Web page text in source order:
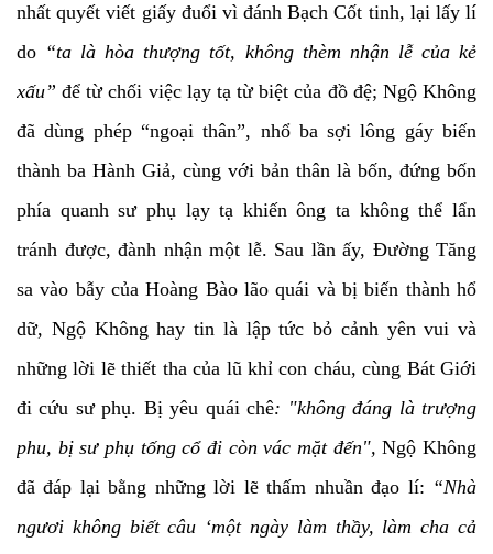
nhất quyết viết giấy đuổi vì đánh Bạch Cốt tinh, lại lấy lí
do “ta là hòa thượng tốt, không thèm nhận lễ của kẻ
xấu”để từ chối việc lạy tạ từ biệt của đồ đệ; Ngộ Không
đã dùng phép “ngoại thân”, nhổ ba sợi lông gáy biến
thành ba Hành Giả, cùng với bản thân là bốn, đứng bốn
phía quanh sư phụ lạy tạ khiến ông ta không thể lẩn
tránh được, đành nhận một lễ. Sau lần ấy, Đường Tăng
sa vào bẫy của Hoàng Bào lão quái và bị biến thành hổ
dữ, Ngộ Không hay tin là lập tức bỏ cảnh yên vui và
những lời lẽ thiết tha của lũ khỉ con cháu, cùng Bát Giới
đi cứu sư phụ. Bị yêu quái chê: "không đáng là trượng
phu, bị sư phụ tống cổ đi còn vác mặt đến", Ngộ Không
đã đáp lại bằng những lời lẽ thấm nhuần đạo lí: “Nhà
ngươi không biết câu ‘một ngày làm thầy, làm cha cả